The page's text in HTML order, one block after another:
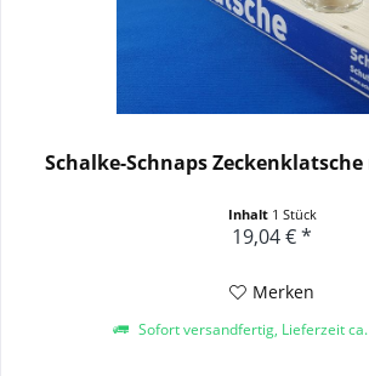
Schalke-Schnaps
Inhalt 1 Stück
19,04 € *
Merken
Sofort versandfertig, Lieferzeit